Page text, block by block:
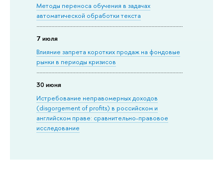
Методы переноса обучения в задачах
автоматической обработки текста
7 июля
Влияние запрета коротких продаж на фондовые
рынки в периоды кризисов
30 июня
Истребование неправомерных доходов
(disgorgement of profits) в российском и
английском праве: сравнительно-правовое
исследование